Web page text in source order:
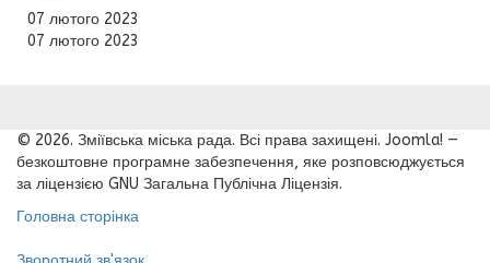
07 лютого 2023
07 лютого 2023
© 2026. Зміївська міська рада. Всі права захищені. Joomla! —
безкоштовне програмне забезпечення, яке розповсюджується
за ліцензією GNU Загальна Публічна Ліцензія.
Головна сторінка